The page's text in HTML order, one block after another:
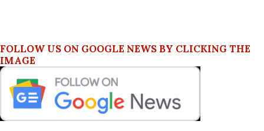
FOLLOW US ON GOOGLE NEWS BY CLICKING THE
IMAGE